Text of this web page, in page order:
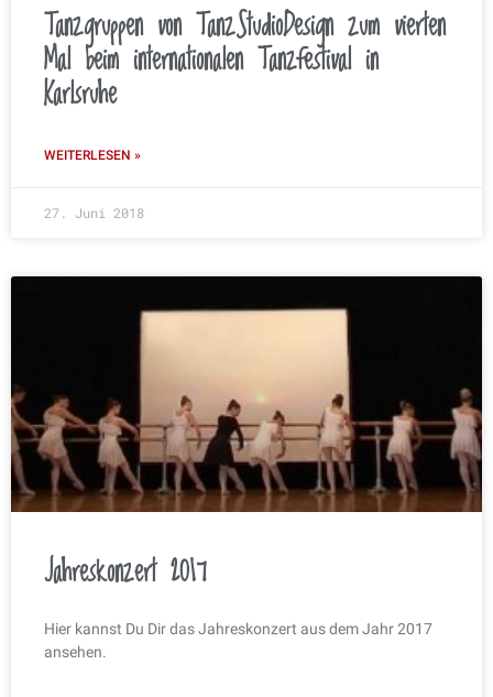
Tanzgruppen von TanzStudioDesign zum vierten
Mal beim internationalen Tanzfestival in
Karlsruhe
WEITERLESEN »
27. Juni 2018
Jahreskonzert 2017
Hier kannst Du Dir das Jahreskonzert aus dem Jahr 2017
ansehen.